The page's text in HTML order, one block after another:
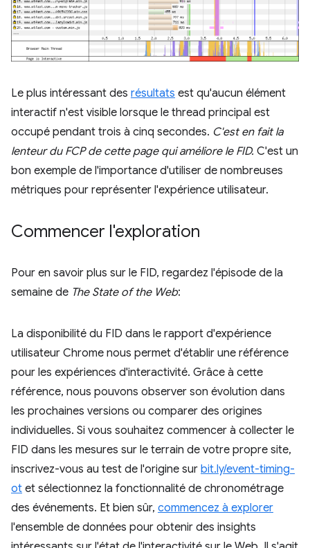
Le plus intéressant des résultats est qu'aucun élément
interactif n'est visible lorsque le thread principal est
occupé pendant trois à cinq secondes. C'est en fait la
lenteur du FCP de cette page qui améliore le FID. C'est un
bon exemple de l'importance d'utiliser de nombreuses
métriques pour représenter l'expérience utilisateur.
Commencer l'exploration
Pour en savoir plus sur le FID, regardez l'épisode de la
semaine de The State of the Web:
La disponibilité du FID dans le rapport d'expérience
utilisateur Chrome nous permet d'établir une référence
pour les expériences d'interactivité. Grâce à cette
référence, nous pouvons observer son évolution dans
les prochaines versions ou comparer des origines
individuelles. Si vous souhaitez commencer à collecter le
FID dans les mesures sur le terrain de votre propre site,
inscrivez-vous au test de l'origine sur bit.ly/event-timing-
ot et sélectionnez la fonctionnalité de chronométrage
des événements. Et bien sûr, commencez à explorer
l'ensemble de données pour obtenir des insights